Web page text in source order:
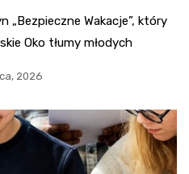
„Bezpieczne Wakacje”, który
Oko tłumy młodych
2026